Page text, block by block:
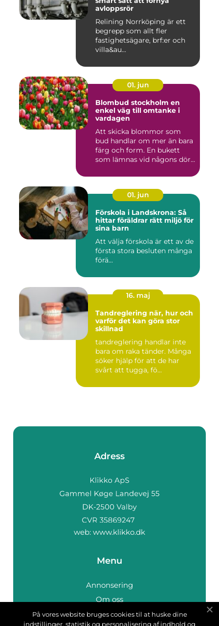
avloppsrör
Relining Norrköping är ett
begrepp som allt fler
fastighetsägare, brf:er och
villa&au...
01. jun
Blombud stockholm en
enkel väg till omtanke i
vardagen
Att skicka blommor som
bud handlar om mer än bara
färg och form. En bukett
som lämnas vid någons dör...
01. jun
Förskola i Landskrona: Så
hittar föräldrar rätt miljö för
sina barn
Att välja förskola är ett av de
första stora besluten många
förä...
16. maj
Tandreglering när, hur och
varför det kan göra stor
skillnad
tandreglering handlar inte
bara om raka tänder. Många
söker hjälp för att de har
svårt att tugga, fö...
Adress
web: www.klikko.dk
Menu
Annonsering
Om oss
Cookies
På vores website bruges cookies til at huske dine
indstillinger, statistik og personalisering af indhold og